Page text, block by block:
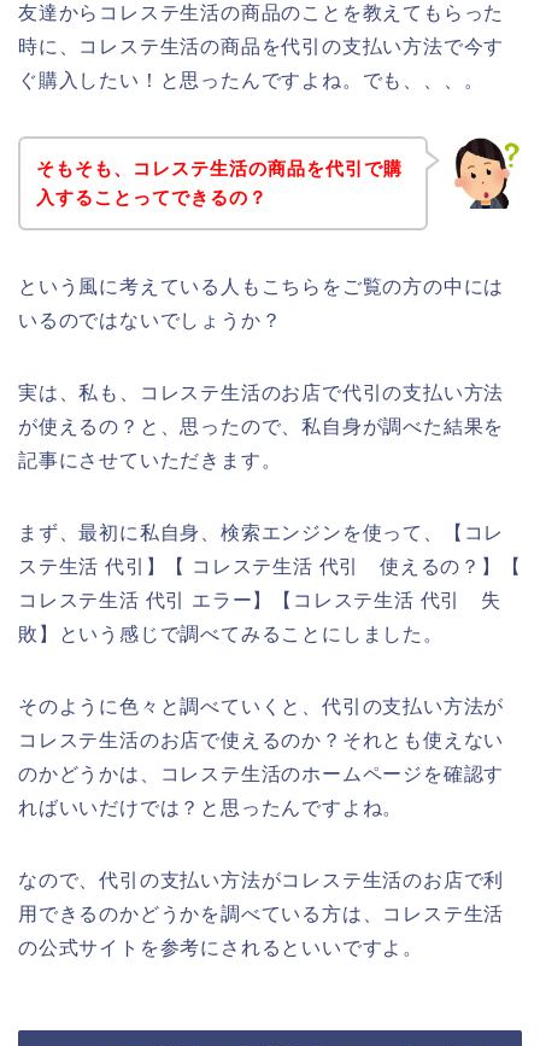
友達からコレステ生活の商品のことを教えてもらった
時に、コレステ生活の商品を代引の支払い方法で今す
ぐ購入したい！と思ったんですよね。でも、、、。
そもそも、コレステ生活の商品を代引で購
入することってできるの？
という風に考えている人もこちらをご覧の方の中には
いるのではないでしょうか？
実は、私も、コレステ生活のお店で代引の支払い方法
が使えるの？と、思ったので、私自身が調べた結果を
記事にさせていただきます。
まず、最初に私自身、検索エンジンを使って、【コレ
ステ生活 代引】【 コレステ生活 代引 使えるの？】【
コレステ生活 代引 エラー】【コレステ生活 代引 失
敗】という感じで調べてみることにしました。
そのように色々と調べていくと、代引の支払い方法が
コレステ生活のお店で使えるのか？それとも使えない
のかどうかは、コレステ生活のホームページを確認す
ればいいだけでは？と思ったんですよね。
なので、代引の支払い方法がコレステ生活のお店で利
用できるのかどうかを調べている方は、コレステ生活
の公式サイトを参考にされるといいですよ。